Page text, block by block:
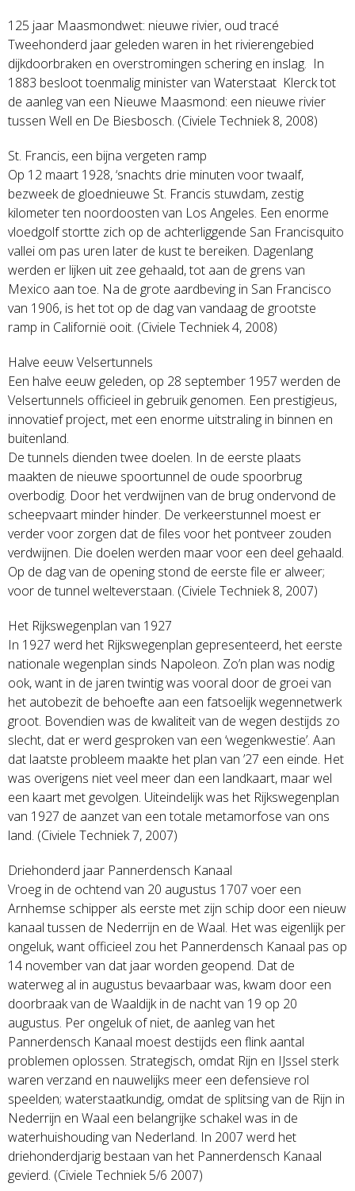
125 jaar Maasmondwet: nieuwe rivier, oud tracé
Tweehonderd jaar geleden waren in het rivierengebied
dijkdoorbraken en overstromingen schering en inslag. In
1883 besloot toenmalig minister van Waterstaat Klerck tot
de aanleg van een Nieuwe Maasmond: een nieuwe rivier
tussen Well en De Biesbosch. (Civiele Techniek 8, 2008)
St. Francis, een bijna vergeten ramp
Op 12 maart 1928, ‘snachts drie minuten voor twaalf,
bezweek de gloednieuwe St. Francis stuwdam, zestig
kilometer ten noordoosten van Los Angeles. Een enorme
vloedgolf stortte zich op de achterliggende San Francisquito
vallei om pas uren later de kust te bereiken. Dagenlang
werden er lijken uit zee gehaald, tot aan de grens van
Mexico aan toe. Na de grote aardbeving in San Francisco
van 1906, is het tot op de dag van vandaag de grootste
ramp in Californië ooit. (Civiele Techniek 4, 2008)
Halve eeuw Velsertunnels
Een halve eeuw geleden, op 28 september 1957 werden de
Velsertunnels officieel in gebruik genomen. Een prestigieus,
innovatief project, met een enorme uitstraling in binnen en
buitenland.
De tunnels dienden twee doelen. In de eerste plaats
maakten de nieuwe spoortunnel de oude spoorbrug
overbodig. Door het verdwijnen van de brug ondervond de
scheepvaart minder hinder. De verkeerstunnel moest er
verder voor zorgen dat de files voor het pontveer zouden
verdwijnen. Die doelen werden maar voor een deel gehaald.
Op de dag van de opening stond de eerste file er alweer;
voor de tunnel welteverstaan. (Civiele Techniek 8, 2007)
Het Rijkswegenplan van 1927
In 1927 werd het Rijkswegenplan gepresenteerd, het eerste
nationale wegenplan sinds Napoleon. Zo’n plan was nodig
ook, want in de jaren twintig was vooral door de groei van
het autobezit de behoefte aan een fatsoelijk wegennetwerk
groot. Bovendien was de kwaliteit van de wegen destijds zo
slecht, dat er werd gesproken van een ‘wegenkwestie’. Aan
dat laatste probleem maakte het plan van ’27 een einde. Het
was overigens niet veel meer dan een landkaart, maar wel
een kaart met gevolgen. Uiteindelijk was het Rijkswegenplan
van 1927 de aanzet van een totale metamorfose van ons
land. (Civiele Techniek 7, 2007)
Driehonderd jaar Pannerdensch Kanaal
Vroeg in de ochtend van 20 augustus 1707 voer een
Arnhemse schipper als eerste met zijn schip door een nieuw
kanaal tussen de Nederrijn en de Waal. Het was eigenlijk per
ongeluk, want officieel zou het Pannerdensch Kanaal pas op
14 november van dat jaar worden geopend. Dat de
waterweg al in augustus bevaarbaar was, kwam door een
doorbraak van de Waaldijk in de nacht van 19 op 20
augustus. Per ongeluk of niet, de aanleg van het
Pannerdensch Kanaal moest destijds een flink aantal
problemen oplossen. Strategisch, omdat Rijn en IJssel sterk
waren verzand en nauwelijks meer een defensieve rol
speelden; waterstaatkundig, omdat de splitsing van de Rijn in
Nederrijn en Waal een belangrijke schakel was in de
waterhuishouding van Nederland. In 2007 werd het
driehonderdjarig bestaan van het Pannerdensch Kanaal
gevierd. (Civiele Techniek 5/6 2007)